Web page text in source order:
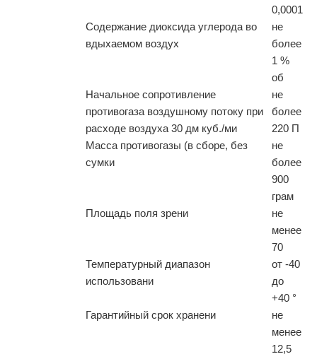
0,0001
Содержание диоксида углерода во
вдыхаемом воздух
не
более
1 %
об
Начальное сопротивление
противогаза воздушному потоку при
расходе воздуха 30 дм куб./ми
не
более
220 П
Масса противогазы (в сборе, без
сумки
не
более
900
грам
Площадь поля зрени
не
менее
70
Температурный диапазон
использовани
от -40
до
+40 °
Гарантийный срок хранени
не
менее
12,5